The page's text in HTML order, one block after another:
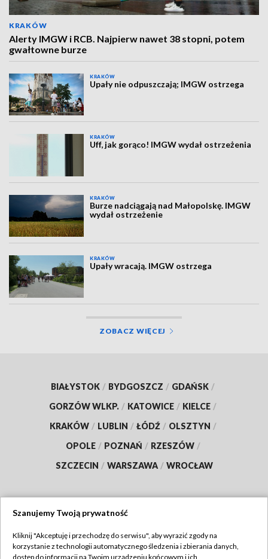
KRAKÓW
Alerty IMGW i RCB. Najpierw nawet 38 stopni, potem
gwałtowne burze
KRAKÓW
Upały nie odpuszczają; IMGW ostrzega
KRAKÓW
Uff, jak gorąco! IMGW wydał ostrzeżenia
KRAKÓW
Burze nadciągają nad Małopolskę. IMGW
wydał ostrzeżenie
KRAKÓW
Upały wracają. IMGW ostrzega
ZOBACZ WIĘCEJ
BIAŁYSTOK / BYDGOSZCZ / GDAŃSK /
GORZÓW WLKP. / KATOWICE / KIELCE /
KRAKÓW / LUBLIN / ŁÓDŹ / OLSZTYN /
OPOLE / POZNAŃ / RZESZÓW /
SZCZECIN / WARSZAWA / WROCŁAW
TVP
Szanujemy Twoją prywatność
Kliknij "Akceptuję i przechodzę do serwisu", aby wyrazić zgody na
korzystanie z technologii automatycznego śledzenia i zbierania danych,
dostęp do informacji na Twoim urządzeniu końcowym i ich